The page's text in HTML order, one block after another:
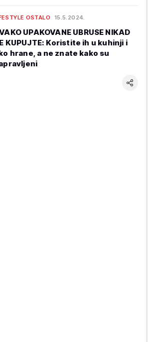
OSTALO 15.5.2024.
UPAKOVANE UBRUSE NIKAD
KUPUJTE: Koristite ih u kuhinji i
hrane, a ne znate kako su